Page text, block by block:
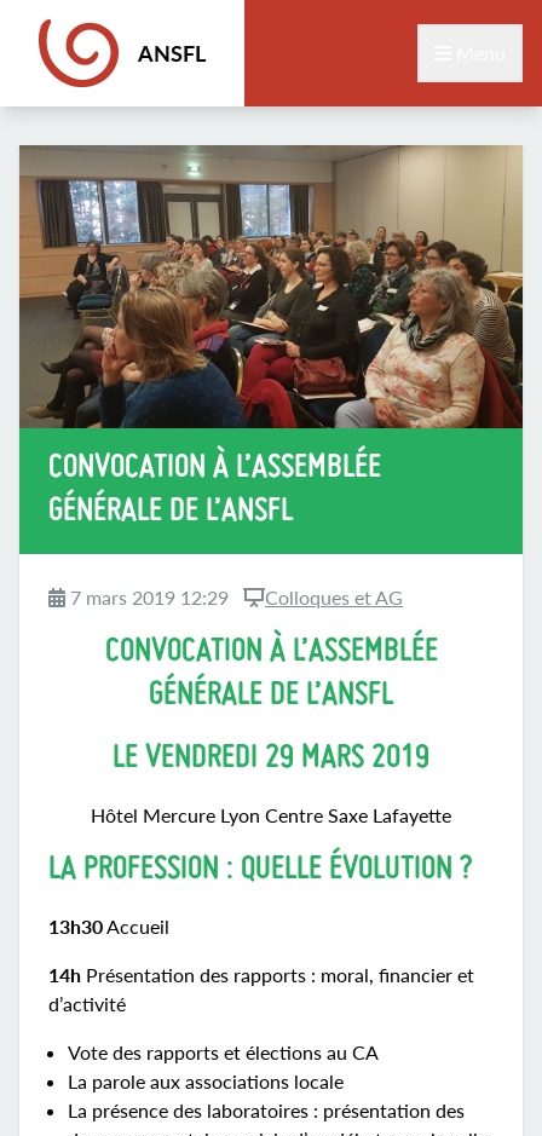
ANSFL
CONVOCATION À L’ASSEMBLÉE
GÉNÉRALE DE L’ANSFL
7 mars 2019 12:29 Colloques et AG
CONVOCATION À L’ASSEMBLÉE
GÉNÉRALE DE L’ANSFL
LE VENDREDI 29 MARS 2019
Hôtel Mercure Lyon Centre Saxe Lafayette
LA PROFESSION : QUELLE ÉVOLUTION ?
13h30Accueil
14h Présentation des rapports : moral, financier et
d’activité
Vote des rapports et élections au CA
La parole aux associations locale
La présence des laboratoires : présentation des